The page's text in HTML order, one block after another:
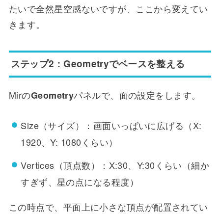
たいで全然星空感ないですが、ここから変えてい
きます。
ステップ2：Geometryでベースを整える
MirのGeometryパネルで、面の設定をします。
Size（サイズ）：画面いっぱいに広げる（X:
1920、Y: 1080くらい）
Vertices（頂点数）：X:30、Y:30くらい（細か
すぎず、星の点になる程度）
この時点で、平面上に小さな頂点が配置されてい